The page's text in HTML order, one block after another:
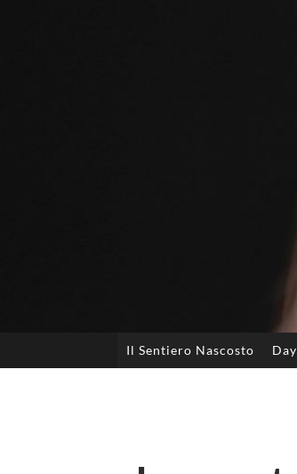
Il Sentiero Nascosto